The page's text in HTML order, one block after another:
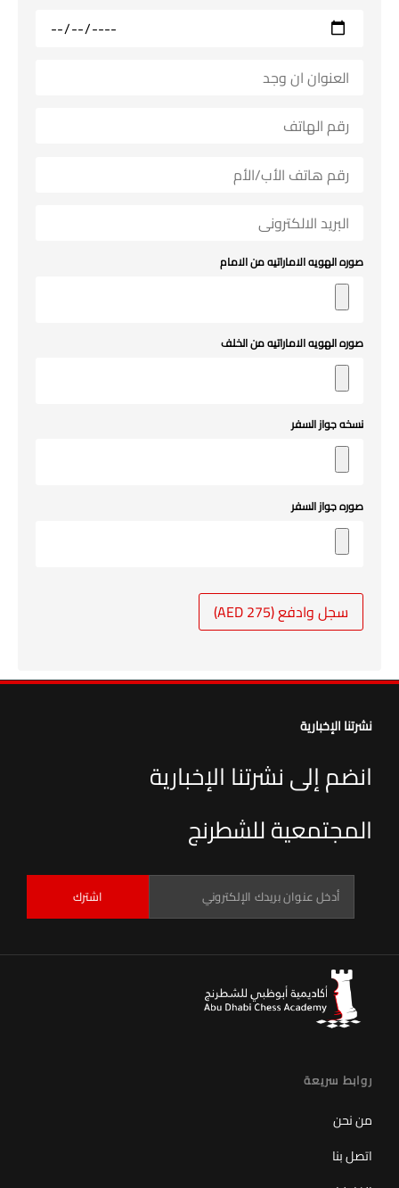
صوره الهويه الاماراتيه من الامام
صوره الهويه الاماراتيه من الخلف
نسخه جواز السفر
صوره جواز السفر
سجل وادفع (275 AED)
نشرتنا الإخبارية
انضم إلى نشرتنا الإخبارية
المجتمعية للشطرنج
اشترك
روابط سريعة
من نحن
اتصل بنا